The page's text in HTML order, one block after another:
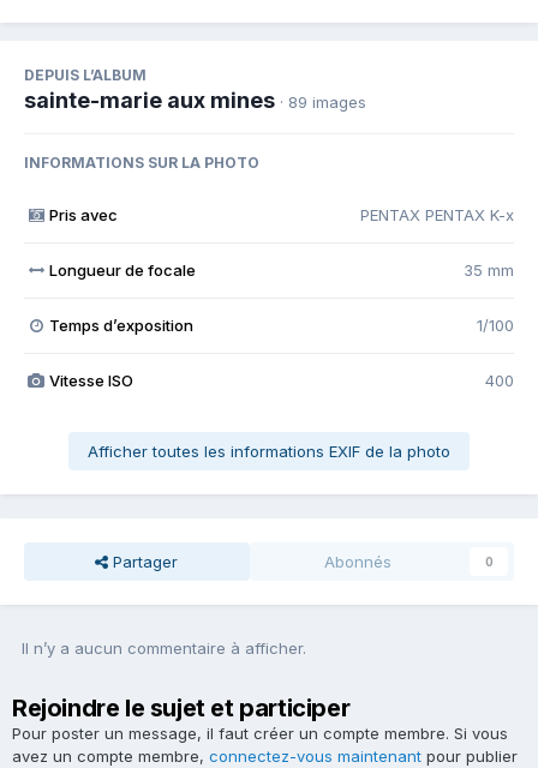
DEPUIS L’ALBUM
sainte-marie aux mines · 89 images
INFORMATIONS SUR LA PHOTO
Pris avec PENTAX PENTAX K-x
Longueur de focale 35 mm
Temps d’exposition 1/100
Vitesse ISO 400
Afficher toutes les informations EXIF de la photo
Partager Abonnés 0
Il n’y a aucun commentaire à afficher.
Rejoindre le sujet et participer
Pour poster un message, il faut créer un compte membre. Si vous
avez un compte membre, connectez-vous maintenant pour publier